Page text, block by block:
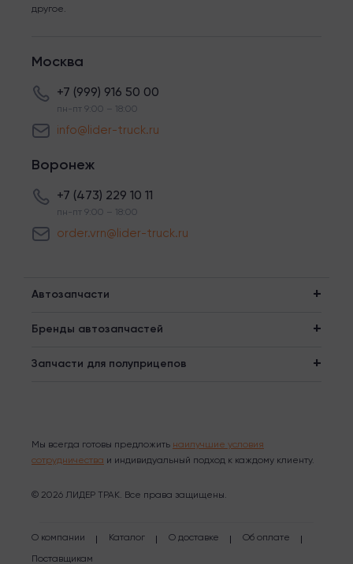
другое.
Москва
+7 (999) 916 50 00
пн-пт 9:00 – 18:00
info@lider-truck.ru
Воронеж
+7 (473) 229 10 11
пн-пт 9:00 – 18:00
order.vrn@lider-truck.ru
Автозапчасти
Бренды автозапчастей
Запчасти для полуприцепов
Мы всегда готовы предложить наилучшие условия
сотрудничества и индивидуальный подход к каждому клиенту.
© 2026 ЛИДЕР ТРАК. Все права защищены.
О компании Каталог О доставке Об оплате
Поставщикам